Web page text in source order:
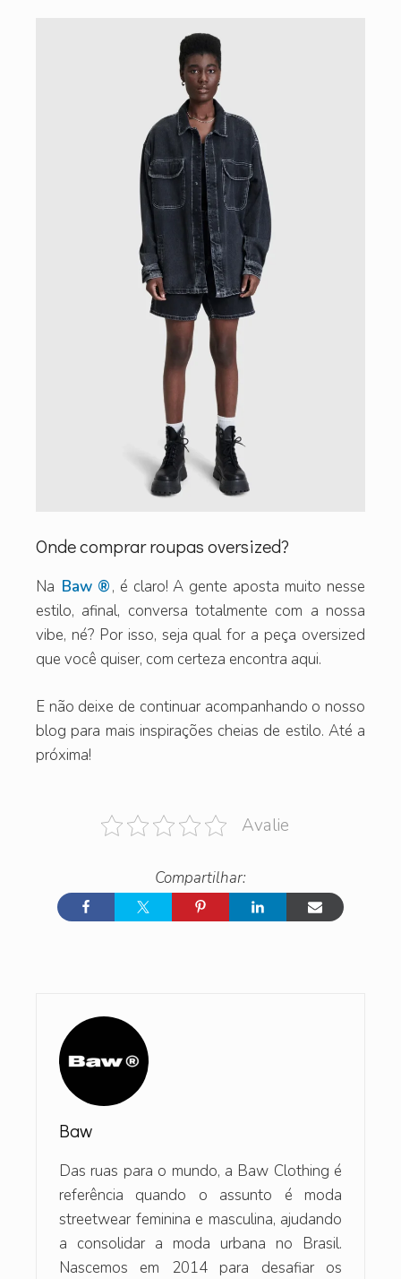
Onde comprar roupas oversized?
Na Baw ®️, é claro! A gente aposta muito nesse
estilo, afinal, conversa totalmente com a nossa
vibe, né? Por isso, seja qual for a peça oversized
que você quiser, com certeza encontra aqui.
E não deixe de continuar acompanhando o nosso
blog para mais inspirações cheias de estilo. Até a
próxima!
Avalie
Baw
Das ruas para o mundo, a Baw Clothing é
referência quando o assunto é moda
streetwear feminina e masculina, ajudando
a consolidar a moda urbana no Brasil.
Nascemos em 2014 para desafiar os